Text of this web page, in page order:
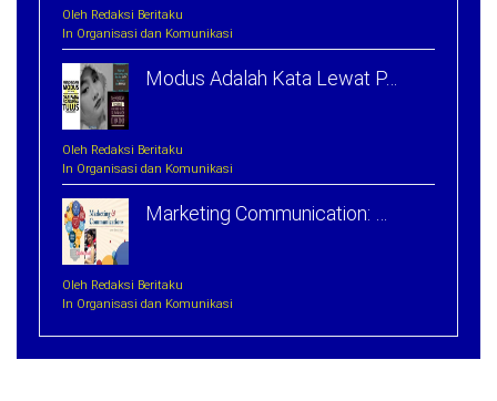
Oleh Redaksi Beritaku
In Organisasi dan Komunikasi
Modus Adalah Kata Lewat P…
Oleh Redaksi Beritaku
In Organisasi dan Komunikasi
Marketing Communication: …
Oleh Redaksi Beritaku
In Organisasi dan Komunikasi